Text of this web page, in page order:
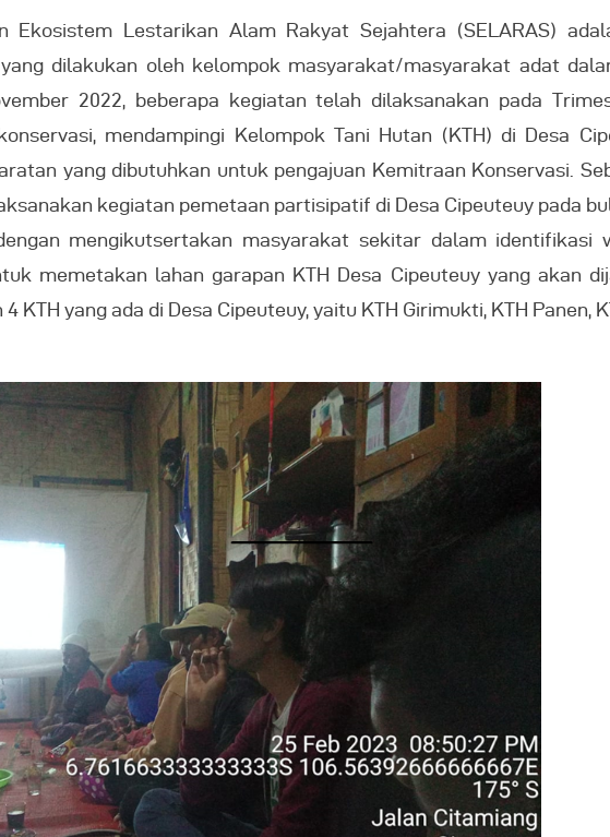
Ekosistem Lestarikan Alam Rakyat Sejahtera (SELARAS)
dilakukan oleh kelompok masyarakat/masyarakat adat
2022, beberapa kegiatan telah dilaksanakan pada
mendampingi Kelompok Tani Hutan (KTH) di Desa
yang dibutuhkan untuk pengajuan Kemitraan Konservasi.
kegiatan pemetaan partisipatif di Desa Cipeuteuy pada
mengikutsertakan masyarakat sekitar dalam identifikasi
memetakan lahan garapan KTH Desa Cipeuteuy yang akan
KTH yang ada di Desa Cipeuteuy, yaitu KTH Girimukti, KTH Panen,